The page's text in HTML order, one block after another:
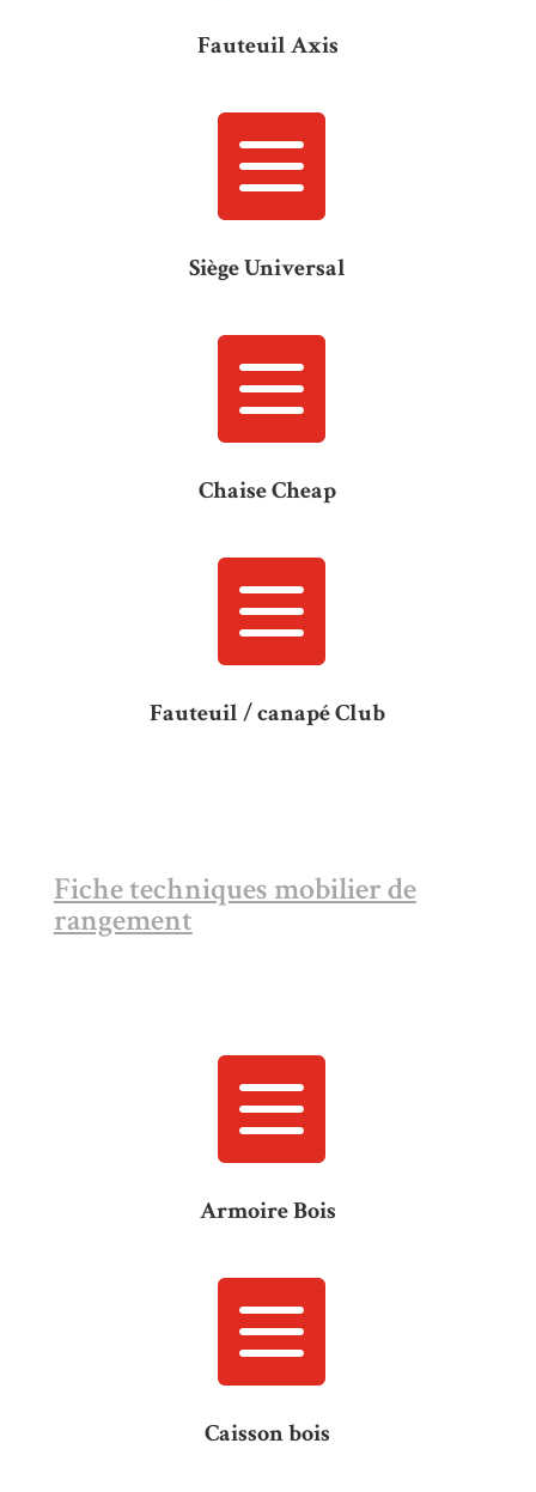
Fauteuil Axis

Siège Universal

Chaise Cheap

Fauteuil / canapé Club
Fiche techniques mobilier de
rangement

Armoire Bois

Caisson bois